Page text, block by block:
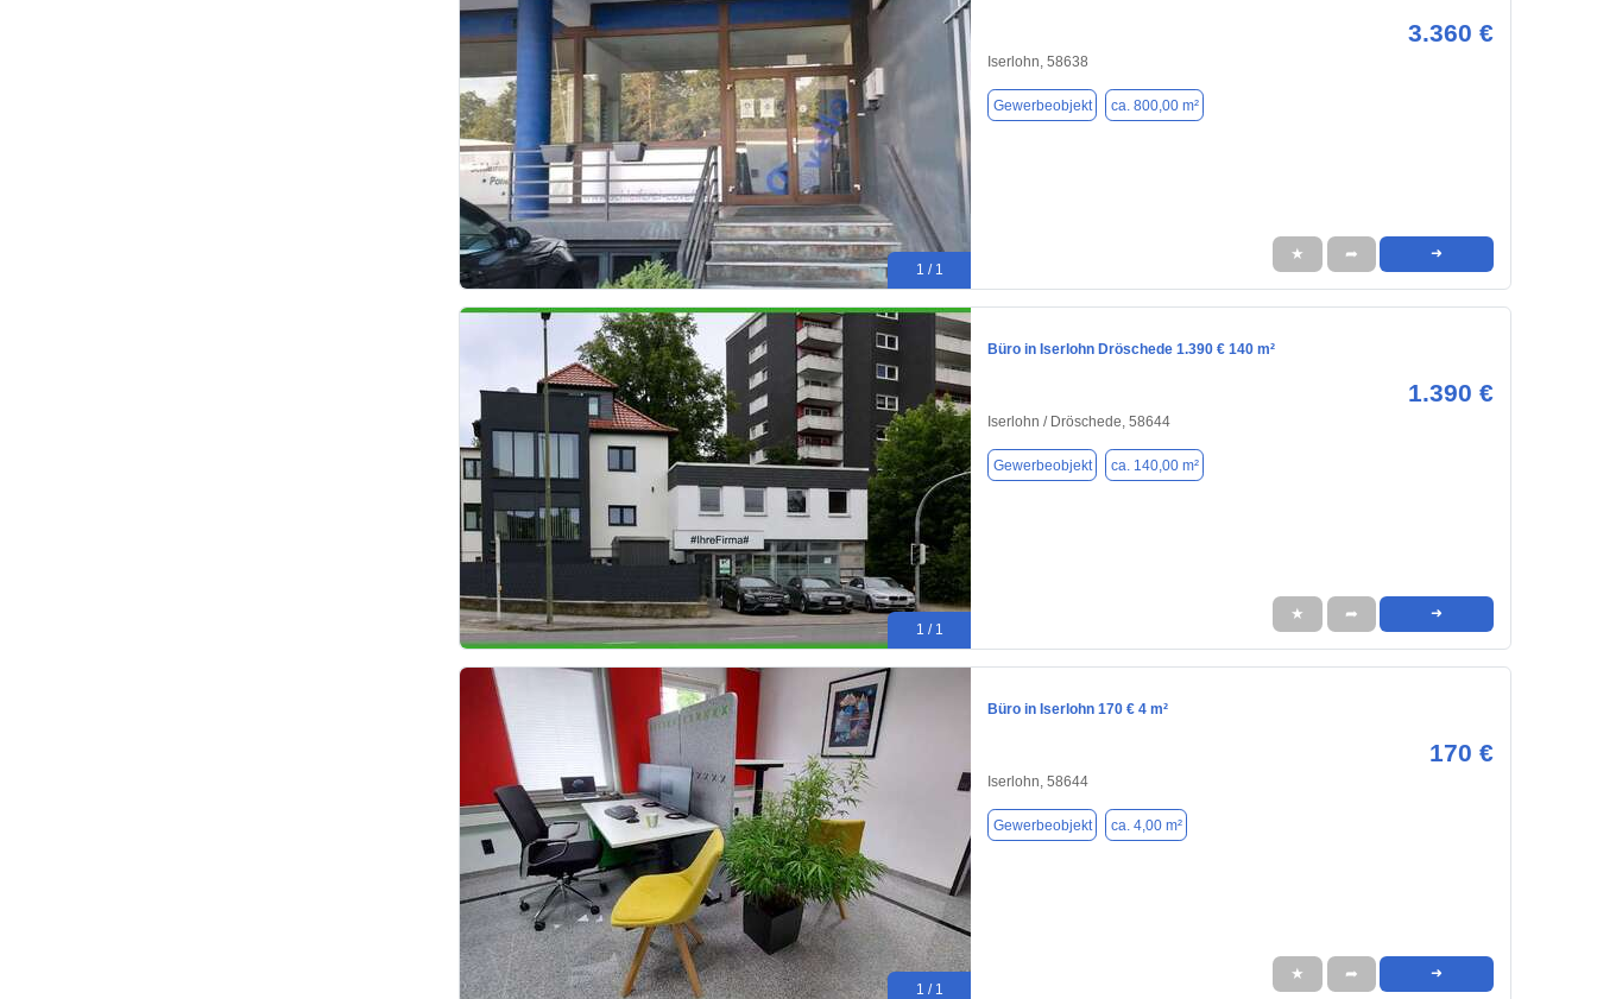
1 / 1
3.360 €
Iserlohn, 58638
Gewerbeobjekt ca. 800,00 m²
★ ➦ ➜
1 / 1
Büro in Iserlohn Dröschede 1.390 € 140 m²
1.390 €
Iserlohn / Dröschede, 58644
Gewerbeobjekt ca. 140,00 m²
★ ➦ ➜
1 / 1
Büro in Iserlohn 170 € 4 m²
170 €
Iserlohn, 58644
Gewerbeobjekt ca. 4,00 m²
★ ➦ ➜